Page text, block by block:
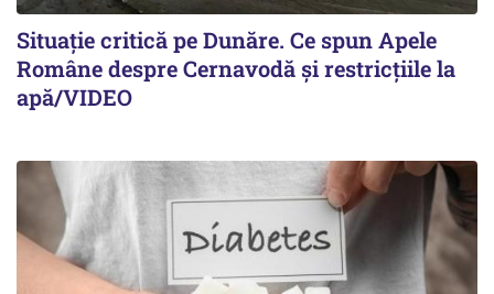
Situație critică pe Dunăre. Ce spun Apele
Române despre Cernavodă și restricțiile la
apă/VIDEO